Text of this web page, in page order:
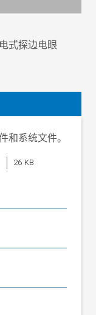
式探边电眼
检测测量板）
和系统文件。
26 KB